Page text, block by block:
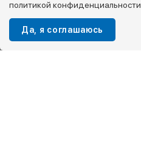
info@kotofey.ru
Магазины в Москва (50)
политикой конфиденциальности
Да, я соглашаюсь